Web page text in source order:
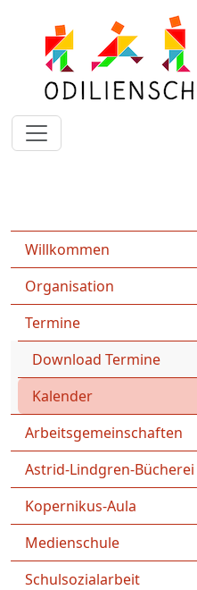
Willkommen
Organisation
Termine
Download Termine
Kalender
Arbeitsgemeinschaften
Astrid-Lindgren-Bücherei
Kopernikus-Aula
Medienschule
Schulsozialarbeit